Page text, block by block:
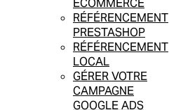
ECOMMERCE
RÉFÉRENCEMENT
PRESTASHOP
RÉFÉRENCEMENT
LOCAL
GÉRER VOTRE
CAMPAGNE
GOOGLE ADS